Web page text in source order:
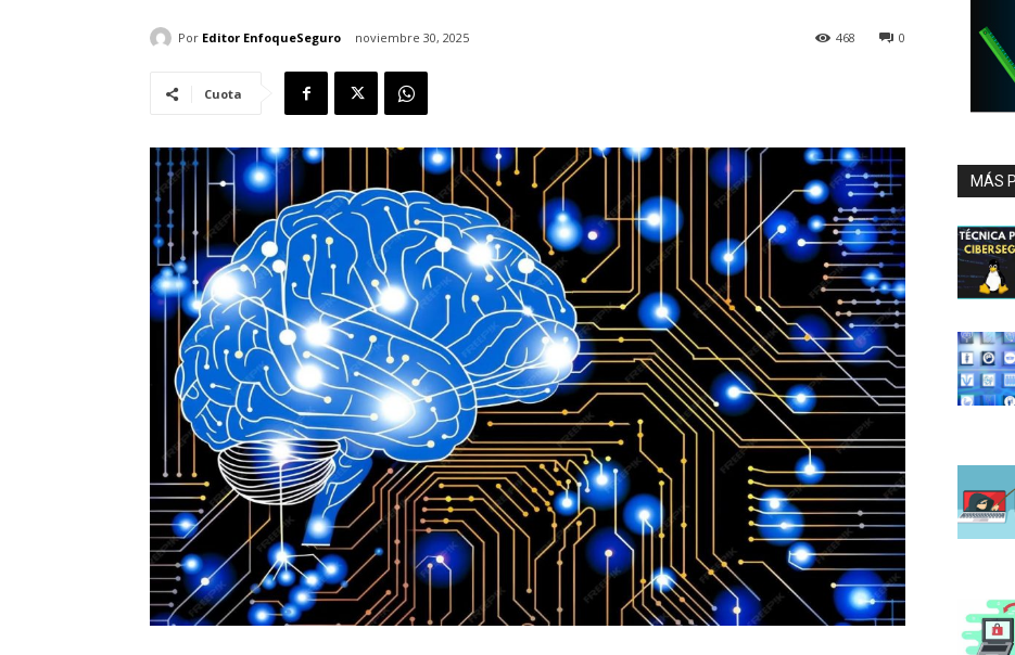
Por Editor EnfoqueSeguro noviembre 30, 2025 0
468
Cuota
MÁS